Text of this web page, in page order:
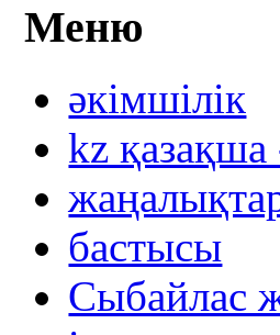
Меню
әкімшілік
kz
бастысы
Сыбайлас